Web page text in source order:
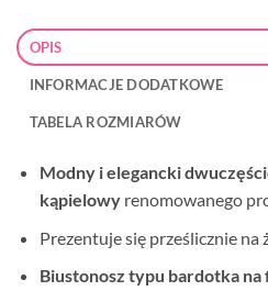
OPIS
INFORMACJE DODATKOWE
TABELA ROZMIARÓW
Modny i elegancki
kąpielowyrenomowanego
Prezentuje się prześlicznie na
Biustonosz typu bardotka na